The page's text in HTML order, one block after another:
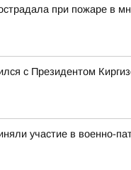
при пожаре в
с Президентом
участие в военно-